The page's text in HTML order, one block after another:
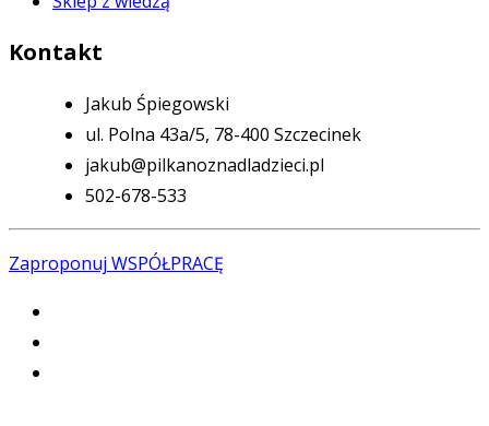
Kontakt
Jakub Śpiegowski
ul. Polna 43a/5, 78-400 Szczecinek
jakub@pilkanoznadladzieci.pl
502-678-533
Zaproponuj WSPÓŁPRACĘ